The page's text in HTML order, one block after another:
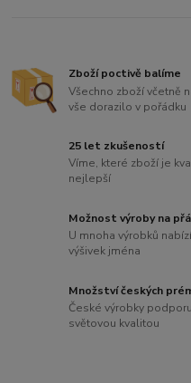
Zboží poctivě balíme
Všechno zboží včetně
vše dorazilo v pořádku
25 let zkušeností
Víme, které zboží je
nejlepší
Možnost výroby na
U mnoha výrobků
výšivek jména
Množství českých
České výrobky
světovou kvalitou